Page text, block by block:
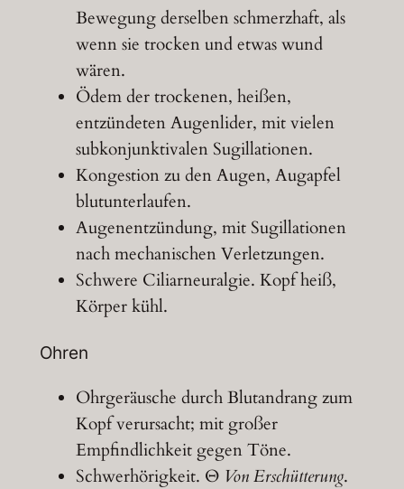
Bewegung derselben schmerzhaft, als
wenn sie trocken und etwas wund
wären.
Ödem der trockenen, heißen,
entzündeten Augenlider, mit vielen
subkonjunktivalen Sugillationen.
Kongestion zu den Augen, Augapfel
blutunterlaufen.
Augenentzündung, mit Sugillationen
nach mechanischen Verletzungen.
Schwere Ciliarneuralgie. Kopf heiß,
Körper kühl.
Ohren
Ohrgeräusche durch Blutandrang zum
Kopf verursacht; mit großer
Empfindlichkeit gegen Töne.
Schwerhörigkeit. ΘVon Erschütterung.